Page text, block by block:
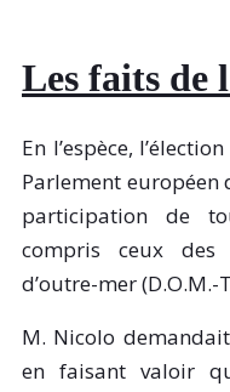
Les faits de
En l’espèce,
Parlement
participation de
compris ceux des
d’outre-mer (D.O.M.-
M. Nicolo
en faisant valoir